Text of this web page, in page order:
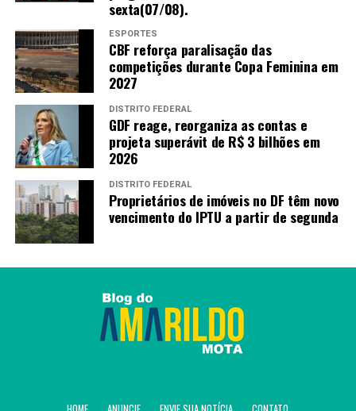
sexta(07/08).
ESPORTES
CBF reforça paralisação das
competições durante Copa Feminina em
2027
DISTRITO FEDERAL
GDF reage, reorganiza as contas e
projeta superávit de R$ 3 bilhões em
2026
DISTRITO FEDERAL
Proprietários de imóveis no DF têm novo
vencimento do IPTU a partir de segunda